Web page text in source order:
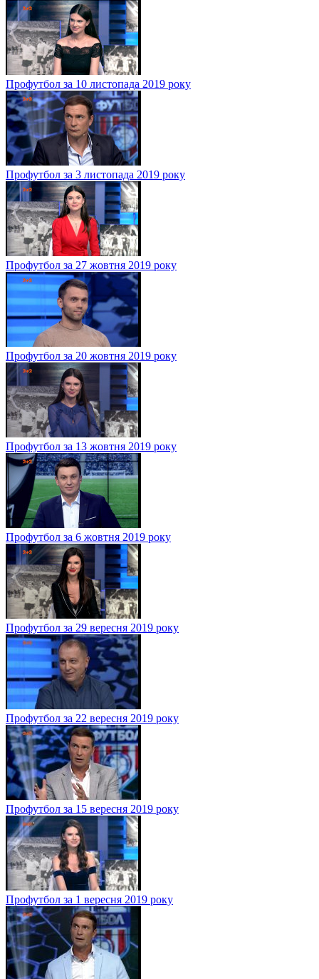
Профутбол за 10 листопада 2019 року
Профутбол за 3 листопада 2019 року
Профутбол за 27 жовтня 2019 року
Профутбол за 20 жовтня 2019 року
Профутбол за 13 жовтня 2019 року
Профутбол за 6 жовтня 2019 року
Профутбол за 29 вересня 2019 року
Профутбол за 22 вересня 2019 року
Профутбол за 15 вересня 2019 року
Профутбол за 1 вересня 2019 року